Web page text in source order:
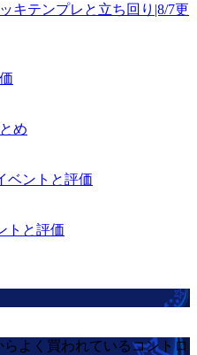
キテンプレと立ち回り|8/7更
め
ベントと評価
トと評価
らよく買われているコントロ